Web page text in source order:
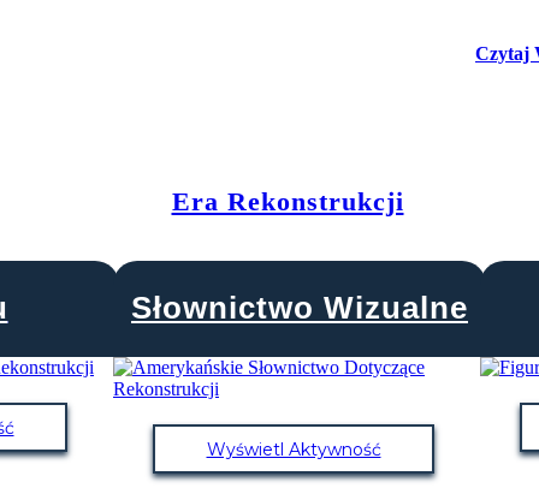
Czytaj
Era Rekonstrukcji
Słownictwo Wizualne
Wyświetl Aktywność